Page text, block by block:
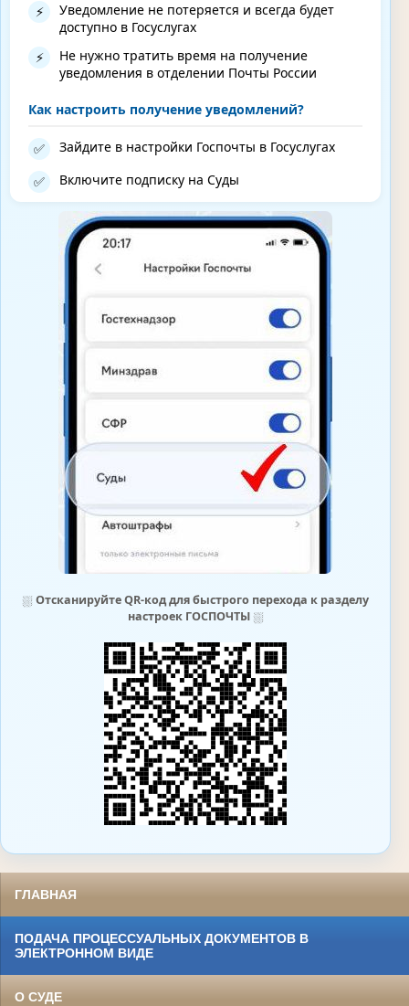
⚡
Уведомление не потеряется и всегда будет
доступно в Госуслугах
⚡
Не нужно тратить время на получение
уведомления в отделении Почты России
Как настроить получение уведомлений?
✅ Зайдите в настройки Госпочты в Госуслугах
✅ Включите подписку на Суды
⛆ Отсканируйте QR-код для быстрого перехода к разделу
настроек ГОСПОЧТЫ⛆
ГЛАВНАЯ
ПОДАЧА ПРОЦЕССУАЛЬНЫХ ДОКУМЕНТОВ В
ЭЛЕКТРОННОМ ВИДЕ
О СУДЕ